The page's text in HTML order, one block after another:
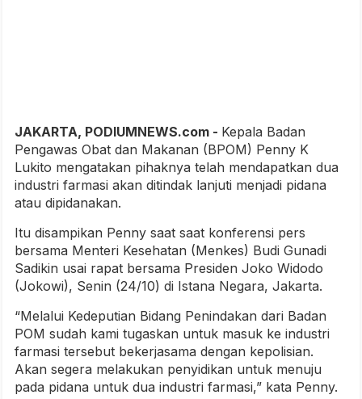
JAKARTA, PODIUMNEWS.com - Kepala Badan
Pengawas Obat dan Makanan (BPOM) Penny K
Lukito mengatakan pihaknya telah mendapatkan dua
industri farmasi akan ditindak lanjuti menjadi pidana
atau dipidanakan.
Itu disampikan Penny saat saat konferensi pers
bersama Menteri Kesehatan (Menkes) Budi Gunadi
Sadikin usai rapat bersama Presiden Joko Widodo
(Jokowi), Senin (24/10) di Istana Negara, Jakarta.
“Melalui Kedeputian Bidang Penindakan dari Badan
POM sudah kami tugaskan untuk masuk ke industri
farmasi tersebut bekerjasama dengan kepolisian.
Akan segera melakukan penyidikan untuk menuju
pada pidana untuk dua industri farmasi,” kata Penny.